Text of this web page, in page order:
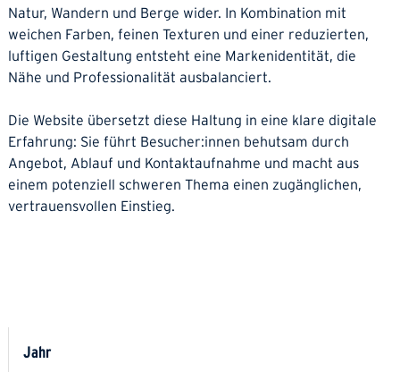
Natur, Wandern und Berge wider. In Kombination mit
weichen Farben, feinen Texturen und einer reduzierten,
luftigen Gestaltung entsteht eine Markenidentität, die
Nähe und Professionalität ausbalanciert.
Die Website übersetzt diese Haltung in eine klare digitale
Erfahrung: Sie führt Besucher:innen behutsam durch
Angebot, Ablauf und Kontaktaufnahme und macht aus
einem potenziell schweren Thema einen zugänglichen,
vertrauensvollen Einstieg.
Jahr